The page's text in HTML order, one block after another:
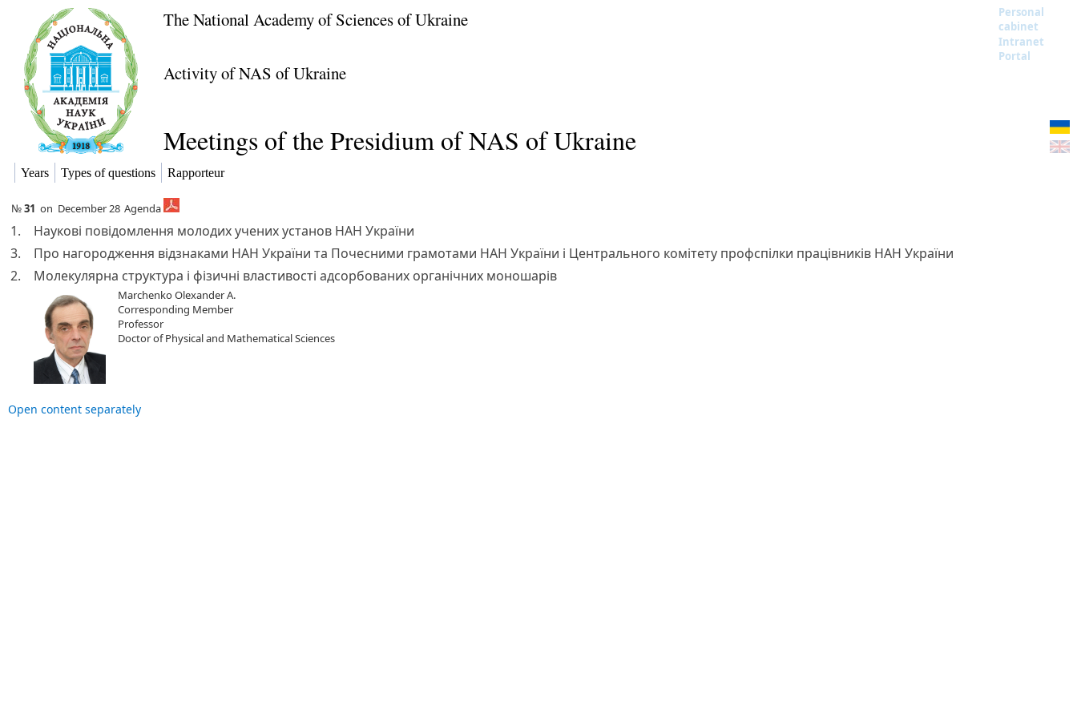
The National Academy of Sciences of Ukraine
Personal
cabinet
Intranet
Portal
Activity of NAS of Ukraine
Meetings of the Presidium of NAS of Ukraine
Years Types of questions Rapporteur
№31 on December 28 Agenda
1.
Наукові повідомлення молодих учених установ НАН України
3.
Про нагородження відзнаками НАН України та Почесними грамотами НАН України і Центрального комітету профспілки працівників НАН України
2.
Молекулярна структура і фізичні властивості адсорбованих органічних моношарів
Marchenko Olexander A.
Corresponding Member
Professor
Doctor of Physical and Mathematical Sciences
Open content separately